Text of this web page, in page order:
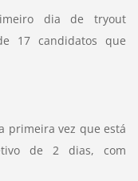
dia de tryout
17 candidatos que
primeira vez que está
de 2 dias, com